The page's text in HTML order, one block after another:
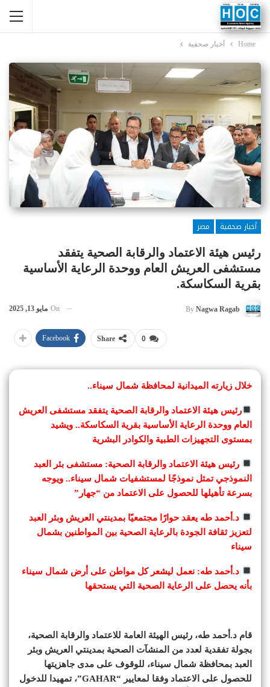
Home أخبار صحفية
أخبار صحفية
مصر
رئيس هيئة الاعتماد والرقابة الصحية يتفقد
مستشفى العريش العام ووحدة الرعاية الأساسية
بقرية السكاسكة.
By Nagwa Ragab
On مايو 13, 2025
0
Share
Facebook
خلال زيارته الميدانية لمحافظة شمال سيناء..
رئيس هيئة الاعتماد والرقابة الصحية يتفقد مستشفى العريش
العام ووحدة الرعاية الأساسية بقرية السكاسكة.. ويشيد
بمستوى التجهيزات الطبية والكوادر البشرية
رئيس هيئة الاعتماد والرقابة الصحية: مستشفى بئر العبد
النموذجي تمثل نموذجًا لمستشفيات شمال سيناء.. ويوجه
بسرعة تأهيلها للحصول على الاعتماد من “جهار”
د.أحمد طه يعقد حوارًا مجتمعيًا بمدينتي العريش وبئر العبد
لتعزيز ثقافة الجودة بالرعاية الصحية بين المواطنين بشمال
سيناء
د.أحمد طه: نعمل ليشعر كل مواطن على أرض شمال سيناء
بأنه يحصل على الرعاية الصحية التي يستحقها
قام د.أحمد طه، رئيس الهيئة العامة للاعتماد والرقابة الصحية،
بجولة تفقدية لعدد من المنشآت الصحية بمدينتي العريش وبئر
العبد بمحافظة شمال سيناء، للوقوف على مدى جاهزيتها
للحصول على الاعتماد وفقا لمعايير “GAHAR”، تمهيدا للدخول